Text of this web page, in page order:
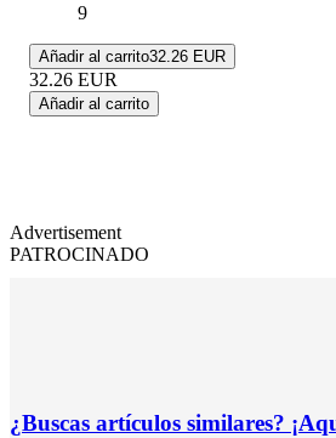
9
Añadir al carrito32.26 EUR
32.26 EUR
Añadir al carrito
Advertisement
PATROCINADO
¿Buscas artículos similares?